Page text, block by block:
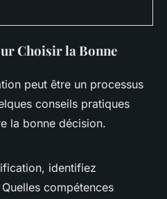
Choisir la Bonne
peut être un processus
conseils pratiques
la bonne décision.
identifiez
compétences